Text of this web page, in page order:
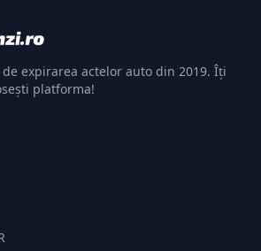
expirarea actelor auto din 2019. Îți
platforma!